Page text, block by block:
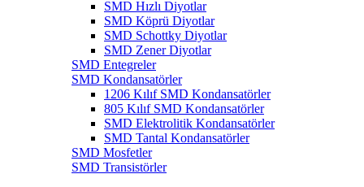
SMD Hızlı Diyotlar
SMD Köprü Diyotlar
SMD Schottky Diyotlar
SMD Zener Diyotlar
SMD Entegreler
SMD Kondansatörler
1206 Kılıf SMD Kondansatörler
805 Kılıf SMD Kondansatörler
SMD Elektrolitik Kondansatörler
SMD Tantal Kondansatörler
SMD Mosfetler
SMD Transistörler